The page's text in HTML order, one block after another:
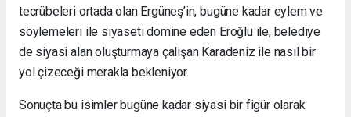
tecrübeleri ortada olan Ergüneş’in, bugüne kadar eylem ve
söylemeleri ile siyaseti domine eden Eroğlu ile, belediye
de siyasi alan oluşturmaya çalışan Karadeniz ile nasıl bir
yol çizeceği merakla bekleniyor.
Sonuçta bu isimler bugüne kadar siyasi bir figür olarak